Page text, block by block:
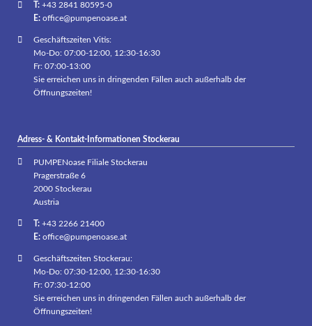
T:+43 2841 80595-0
E: office@pumpenoase.at
Geschäftszeiten Vitis:
Mo-Do: 07:00-12:00, 12:30-16:30
Fr: 07:00-13:00
Sie erreichen uns in dringenden Fällen auch außerhalb der
Öffnungszeiten!
Adress- & Kontakt-Informationen Stockerau
PUMPENoase Filiale Stockerau
Pragerstraße 6
2000 Stockerau
Austria
T:+43 2266 21400
E: office@pumpenoase.at
Geschäftszeiten Stockerau:
Mo-Do: 07:30-12:00, 12:30-16:30
Fr: 07:30-12:00
Sie erreichen uns in dringenden Fällen auch außerhalb der
Öffnungszeiten!